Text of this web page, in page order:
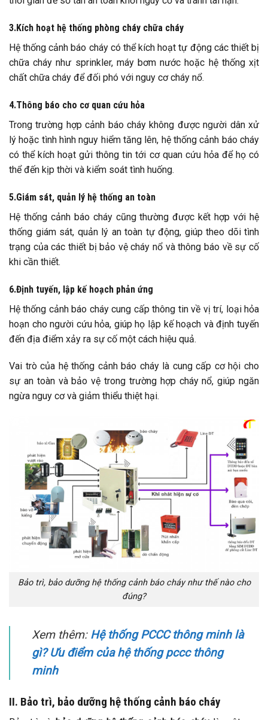
3.Kích hoạt hệ thống phòng cháy chữa cháy
Hệ thống cảnh báo cháy có thể kích hoạt tự động các thiết bị
chữa cháy như sprinkler, máy bơm nước hoặc hệ thống xịt
chất chữa cháy để đối phó với nguy cơ cháy nổ.
4.Thông báo cho cơ quan cứu hỏa
Trong trường hợp cảnh báo cháy không được người dân xử
lý hoặc tình hình nguy hiểm tăng lên, hệ thống cảnh báo cháy
có thể kích hoạt gửi thông tin tới cơ quan cứu hỏa để họ có
thể đến kịp thời và kiểm soát tình huống.
5.Giám sát, quản lý hệ thống an toàn
Hệ thống cảnh báo cháy cũng thường được kết hợp với hệ
thống giám sát, quản lý an toàn tự động, giúp theo dõi tình
trạng của các thiết bị bảo vệ cháy nổ và thông báo về sự cố
khi cần thiết.
6.Định tuyến, lập kế hoạch phản ứng
Hệ thống cảnh báo cháy cung cấp thông tin về vị trí, loại hỏa
hoạn cho người cứu hỏa, giúp họ lập kế hoạch và định tuyến
đến địa điểm xảy ra sự cố một cách hiệu quả.
Vai trò của hệ thống cảnh báo cháy là cung cấp cơ hội cho
sự an toàn và bảo vệ trong trường hợp cháy nổ, giúp ngăn
ngừa nguy cơ và giảm thiểu thiệt hại.
Bảo trì, bảo dưỡng hệ thống cảnh báo cháy như thế nào cho
đúng?
Xem thêm: Hệ thống PCCC thông minh là
gì? Ưu điểm của hệ thống pccc thông
minh
II. Bảo trì, bảo dưỡng hệ thống cảnh báo cháy